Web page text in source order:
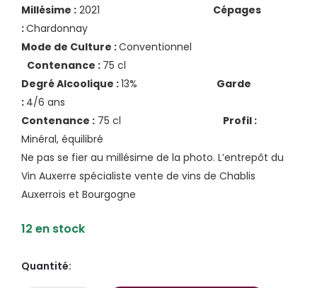
Millésime : 2021 Cépages
:Chardonnay
Mode de Culture :Conventionnel
Contenance : 75 cl
Degré Alcoolique :13% Garde
: 4/6 ans
Contenance : 75 cl Profil :
Minéral, équilibré
Ne pas se fier au millésime de la photo. L’entrepôt du
Vin Auxerre spécialiste vente de vins de Chablis
Auxerrois et Bourgogne
12 en stock
Quantité: